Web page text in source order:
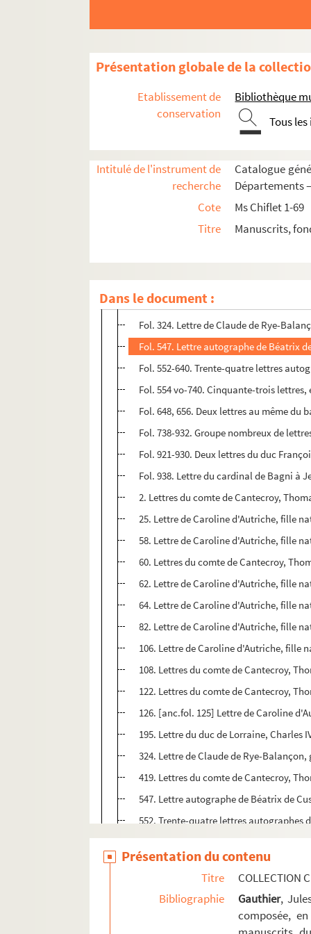
Présentation globale de la
Etablissement de
conservation
Bibliothèque
Tous
Intitulé de l'instrument de
recherche
Catalogue
Départements
Cote
Ms Chiflet 1-69
Titre
Manuscrits,
Dans le document :
Ms Chiflet 13-14. Recueil généalogique
Ms Chiflet 16. Instructions pastorales,
Ms Chiflet 17. Miracles, conversions et
Ms Chiflet 18. Affaires ecclésiastiques
Ms Chiflet 19. Chapitres, abbayes et
Ms Chiflet 20. Questions de droit
Ms Chiflet 21. Statistique et
Ms Chiflet 22. Rapports de l'Espagne
Ms Chiflet 24. Correspondance de Jean-
Fol. 195. Lettre du duc de Lorraine,
Fol. 324. Lettre de Claude de Rye-
Fol. 547. Lettre autographe de Béatrix
Fol. 552-640. Trente-quatre lettres
Fol. 554 vo-740. Cinquante-trois
Fol. 648, 656. Deux lettres au même
Fol. 738-932. Groupe nombreux de
Fol. 921-930. Deux lettres du duc
Fol. 938. Lettre du cardinal de Bagni à
2. Lettres du comte de Cantecroy,
25. Lettre de Caroline d'Autriche, fille
58. Lettre de Caroline d'Autriche, fille
60. Lettres du comte de Cantecroy,
62. Lettre de Caroline d'Autriche, fille
64. Lettre de Caroline d'Autriche, fille
82. Lettre de Caroline d'Autriche, fille
106. Lettre de Caroline d'Autriche, fille
108. Lettres du comte de Cantecroy,
122. Lettres du comte de Cantecroy,
126. [anc.fol. 125] Lettre de Caroline
195. Lettre du duc de Lorraine, Charles
324. Lettre de Claude de Rye-
419. Lettres du comte de Cantecroy,
547. Lettre autographe de Béatrix de
552. Trente-quatre lettres autographes
554 v°. Cinquante-trois lettres, en
648. Lettre à Jean-Jacques Chiflet du
656. Lettre à Jean-Jacques Chiflet du
741. [anc. 738]. Groupe nombreux de
921. Lettre du duc François de
Présentation du contenu
Titre
COLLECTION
Bibliographie
Gauthier,
composée,